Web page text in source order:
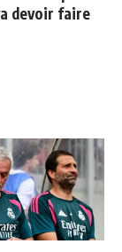
devoir faire